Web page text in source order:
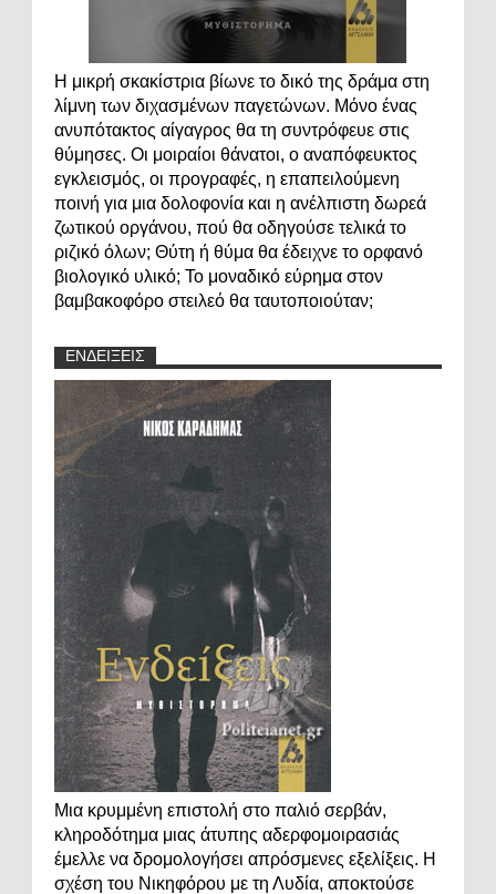
Η μικρή σκακίστρια βίωνε το δικό της δράμα στη
λίμνη των διχασμένων παγετώνων. Μόνο ένας
ανυπότακτος αίγαγρος θα τη συντρόφευε στις
θύμησες. Οι μοιραίοι θάνατοι, ο αναπόφευκτος
εγκλεισμός, οι προγραφές, η επαπειλούμενη
ποινή για μια δολοφονία και η ανέλπιστη δωρεά
ζωτικού οργάνου, πού θα οδηγούσε τελικά το
ριζικό όλων; Θύτη ή θύμα θα έδειχνε το ορφανό
βιολογικό υλικό; Το μοναδικό εύρημα στον
βαμβακοφόρο στειλεό θα ταυτοποιούταν;
ΕΝΔΕΙΞΕΙΣ
Μια κρυμμένη επιστολή στο παλιό σερβάν,
κληροδότημα μιας άτυπης αδερφομοιρασιάς
έμελλε να δρομολογήσει απρόσμενες εξελίξεις. Η
σχέση του Νικηφόρου με τη Λυδία, αποκτούσε